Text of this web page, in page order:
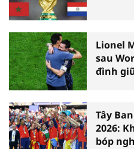
Lionel
sau
đình
Tây
2026:
bóp